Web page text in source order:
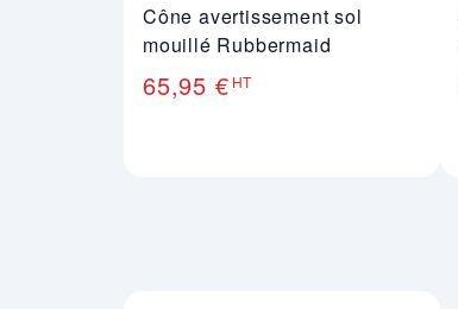
Cône avertissement sol
mouillé Rubbermaid
65,95 € HT